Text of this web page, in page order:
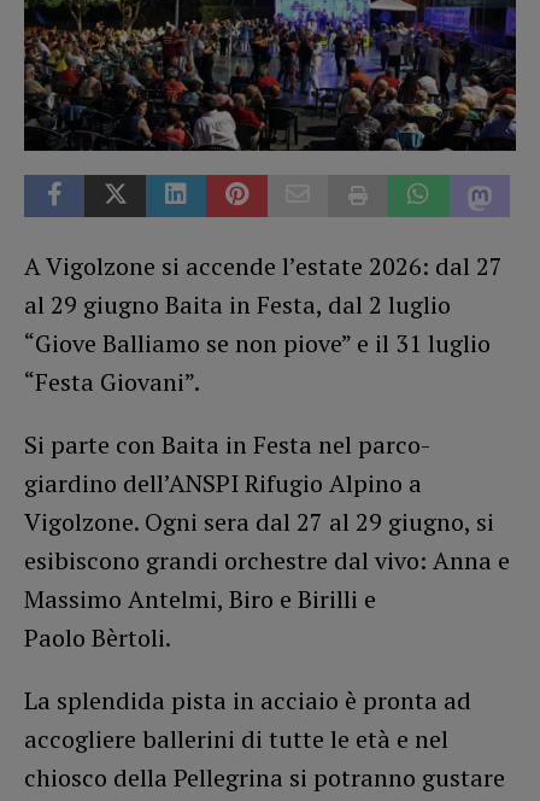
A Vigolzone si accende l’estate 2026: dal 27
al 29 giugno Baita in Festa, dal 2 luglio
“Giove Balliamo se non piove” e il 31 luglio
“Festa Giovani”.
Si parte con Baita in Festa nel parco-
giardino dell’ANSPI Rifugio Alpino a
Vigolzone. Ogni sera dal 27 al 29 giugno, si
esibiscono grandi orchestre dal vivo: Anna e
Massimo Antelmi, Biro e Birilli e
Paolo Bèrtoli.
La splendida pista in acciaio è pronta ad
accogliere ballerini di tutte le età e nel
chiosco della Pellegrina si potranno gustare